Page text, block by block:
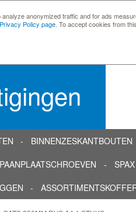
anonymized traffic and for ads
Privacy Policy page . To accept cookies from
BINNENZESKANTBOUTEN